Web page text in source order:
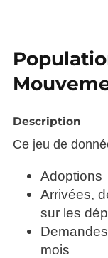
Description
Ce jeu de
Adoptions
Arrivées,
sur les
mois